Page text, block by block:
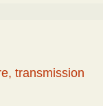
transmission